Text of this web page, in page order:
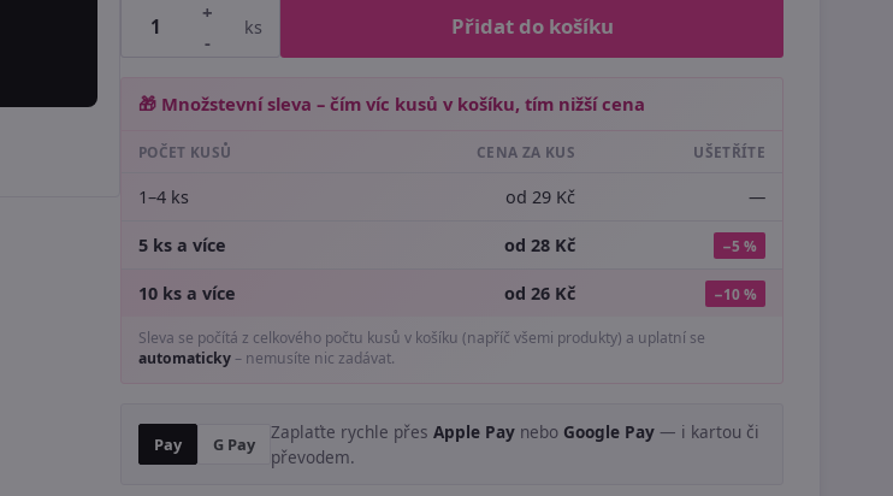
+
-
ks Přidat do košíku
🎁 Množstevní sleva – čím víc kusů v košíku, tím nižší cena
POČET KUSŮ CENA ZA KUS UŠETŘÍTE
1–4 ks od 29 Kč —
5 ks a více od 28 Kč −5 %
10 ks a více od 26 Kč −10 %
Sleva se počítá z celkového počtu kusů v košíku (napříč všemi produkty) a uplatní se
automaticky– nemusíte nic zadávat.
Pay G Pay
Zaplaťte rychle přes Apple Pay nebo Google Pay — i kartou či
převodem.